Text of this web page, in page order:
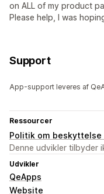
on ALL of my product
Please help, I was
Support
App-support leveres af
Ressourcer
Politik om beskyttelse
Denne udvikler tilbyder
Udvikler
QeApps
Website